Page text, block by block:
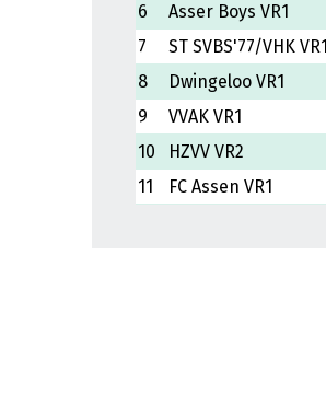
6
Asser Boys VR1
7
ST SVBS'77/VHK VR1
8
Dwingeloo VR1
9
VVAK VR1
10
HZVV VR2
11
FC Assen VR1